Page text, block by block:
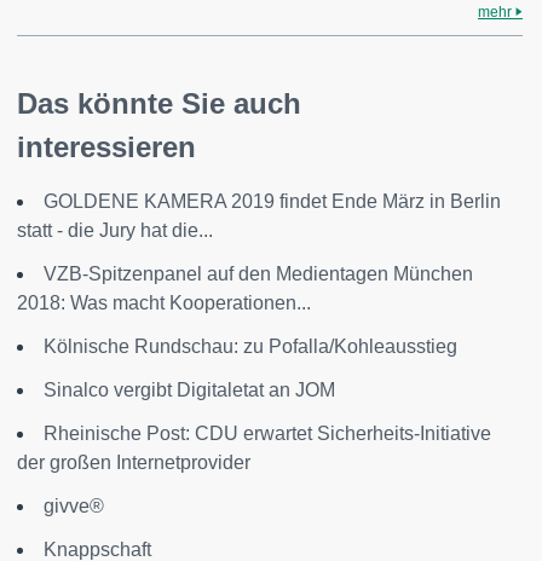
mehr
Das könnte Sie auch
interessieren
GOLDENE KAMERA 2019 findet Ende März in Berlin
statt - die Jury hat die...
VZB-Spitzenpanel auf den Medientagen München
2018: Was macht Kooperationen...
Kölnische Rundschau: zu Pofalla/Kohleausstieg
Sinalco vergibt Digitaletat an JOM
Rheinische Post: CDU erwartet Sicherheits-Initiative
der großen Internetprovider
givve®
Knappschaft